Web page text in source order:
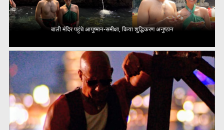
बाली मंदिर पहुंचे आयुष्मान-समीक्षा, किया शुद्धिकरण अनुष्ठान